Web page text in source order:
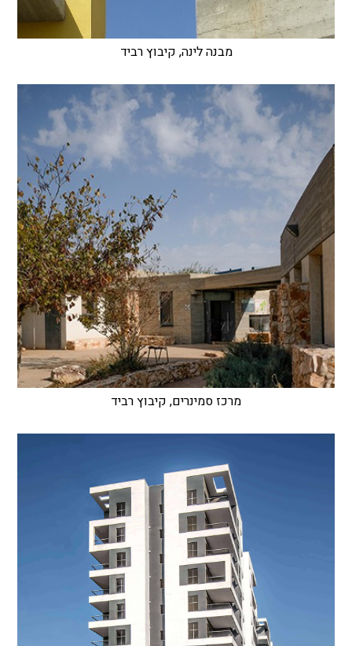
מבנה לינה, קיבוץ רביד
מרכז סמינרים, קיבוץ רביד